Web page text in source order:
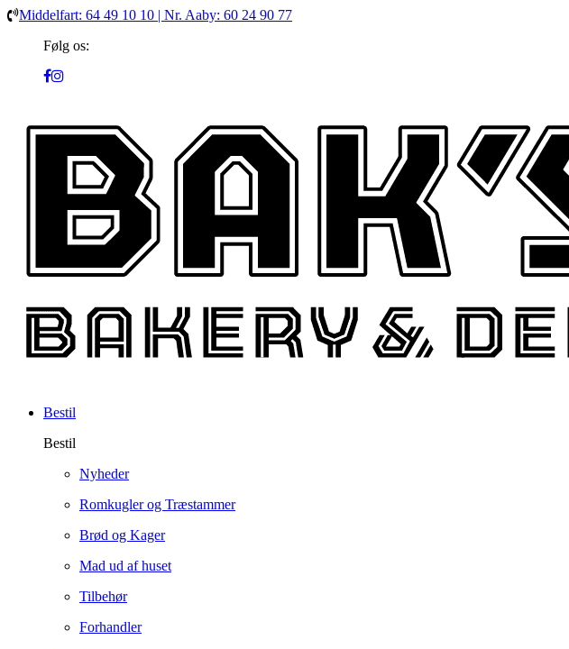
Middelfart: 64 49 10 10 | Nr. Aaby: 60 24 90 77
Følg os:
Bestil
Bestil
Nyheder
Romkugler og Træstammer
Brød og Kager
Mad ud af huset
Tilbehør
Forhandler